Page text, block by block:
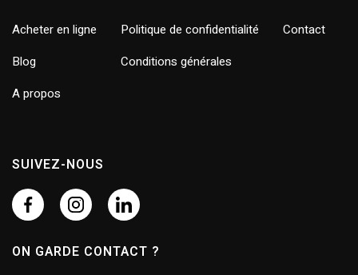
Acheter en ligne
Blog
A propos
Politique de confidentialité
Conditions générales
Contact
SUIVEZ-NOUS
ON GARDE CONTACT ?